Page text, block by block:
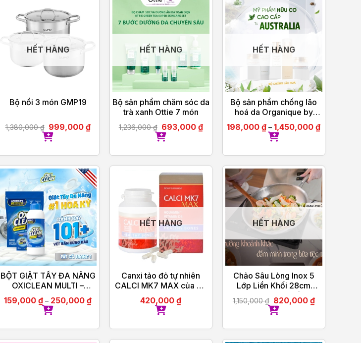
HẾT HÀNG
Bộ nồi 3 món GMP19
1,380,000₫ 999,000 ₫
HẾT HÀNG
Bộ sản phẩm chăm sóc da
trà xanh Ottie 7 món
1,236,000₫ 693,000 ₫
HẾT HÀNG
Bộ sản phẩm chống lão
hoá da Organique by
Olinda Spring hữu cơ cao
cấp Úc
198,000₫ –1,450,000₫
BỘT GIẶT TẨY ĐA NĂNG
OXICLEAN MULTI –
PURPOSE STAIN
REMOVER
159,000₫ – 250,000₫
HẾT HÀNG
Canxi tảo đỏ tự nhiên
CALCI MK7 MAX của Ba
Lan 60 viên
420,000₫
HẾT HÀNG
Chảo Sâu Lòng Inox 5
Lớp Liền Khối 28cm
GUME Hàn Quốc
1,150,000₫ 820,000₫